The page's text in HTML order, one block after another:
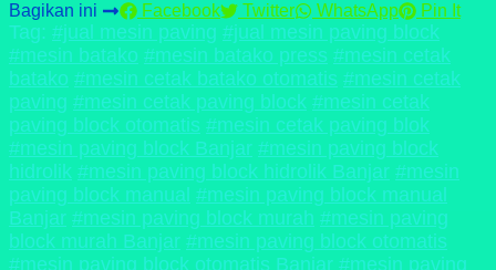
Bagikan ini Facebook Twitter WhatsApp Pin It
Tag: #jual mesin paving #jual mesin paving block
#mesin batako #mesin batako press #mesin cetak
batako #mesin cetak batako otomatis #mesin cetak
paving #mesin cetak paving block #mesin cetak
paving block otomatis #mesin cetak paving blok
#mesin paving block Banjar #mesin paving block
hidrolik #mesin paving block hidrolik Banjar #mesin
paving block manual #mesin paving block manual
Banjar #mesin paving block murah #mesin paving
block murah Banjar #mesin paving block otomatis
#mesin paving block otomatis Banjar #mesin paving